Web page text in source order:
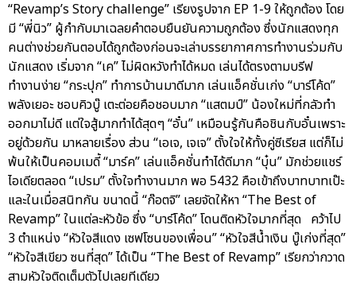
“Revamp’s Story challenge” เรียงรูปจาก EP 1-9 ให้ถูกต้อง โดย
มี “พี่นิว” ผู้กำกับมาเฉลยคำตอบยืนยันความถูกต้อง ซึ่งนักแสดงทุก
คนต่างช่วยกันตอบได้ถูกต้องก่อนจะเล่าบรรยากาศการทำงานร่วมกับ
นักแสดง เริ่มจาก “เค” ไม่ผิดหวังทำได้หมด เล่นได้ตรงตามบรีฟ
ทำงานง่าย “กระปุก” ทำการบ้านมาดีมาก เล่นแอ็คชั่นเก่ง “บาร์โค้ด”
พลังเยอะ ชอบคิวบู๊ เตะต่อยคือชอบมาก “แสตมป์” น้องใหม่ที่กลัวทำ
ออกมาไม่ดี แต่ใจสู้มากทำได้สุดๆ “อั๋น” เหมือนรู้กันคือชินกับอั๋นเพราะ
อยู่ด้วยกัน มาหลายเรื่อง ส่วน “เอเจ, เจเจ” ตั้งใจให้ทั้งคู่ซีเรียส แต่ก็ไม่
พ้นให้เป็นคอมเมดี้ “มาร์ค” เล่นแอ็คชั่นทำได้ดีมาก “บุ๋น” มักช่วยแชร์
ไอเดียตลอด “เปรม” ตั้งใจทำงานมาก พอ 5432 คือเข้าถึงบาทบาทเป๊ะ
และในเมื่อสนิทกัน ขนาดนี้ “ก๊อตจิ” เลยจัดให้หา “The Best of
Revamp” ในแต่ละหัวข้อ ซึ่ง “บาร์โค้ด” โดนติดหัวใจมากที่สุด คว้าไป
3 ตำแหน่ง “หัวใจสีแดง เซฟโซนของเพื่อน” “หัวใจสีน้ำเงิน บู๊เก่งที่สุด”
“หัวใจสีเขียว ซนที่สุด” ได้เป็น “The Best of Revamp” เรียกว่ากวาด
สามหัวใจติดเต็มตัวไปเลยทีเดียว